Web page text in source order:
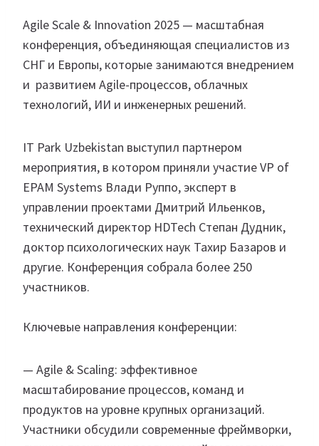
Agile Scale & Innovation 2025 — масштабная
конференция, объединяющая специалистов из
СНГ и Европы, которые занимаются внедрением
и развитием Agile-процессов, облачных
технологий, ИИ и инженерных решений.
IT Park Uzbekistan выступил партнером
мероприятия, в котором приняли участие VP of
EPAM Systems Влади Руппо, эксперт в
управлении проектами Дмитрий Ильенков,
технический директор HDTech Степан Дудник,
доктор психологических наук Тахир Базаров и
другие. Конференция собрала более 250
участников.
Ключевые направления конференции:
— Agile & Scaling: эффективное
масштабирование процессов, команд и
продуктов на уровне крупных организаций.
Участники обсудили современные фреймворки,